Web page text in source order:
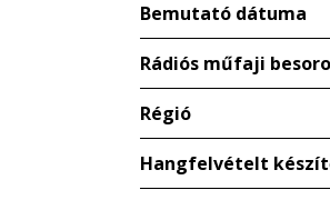
Bemutató dátuma
Rádiós műfaji
Régió
Hangfelvételt